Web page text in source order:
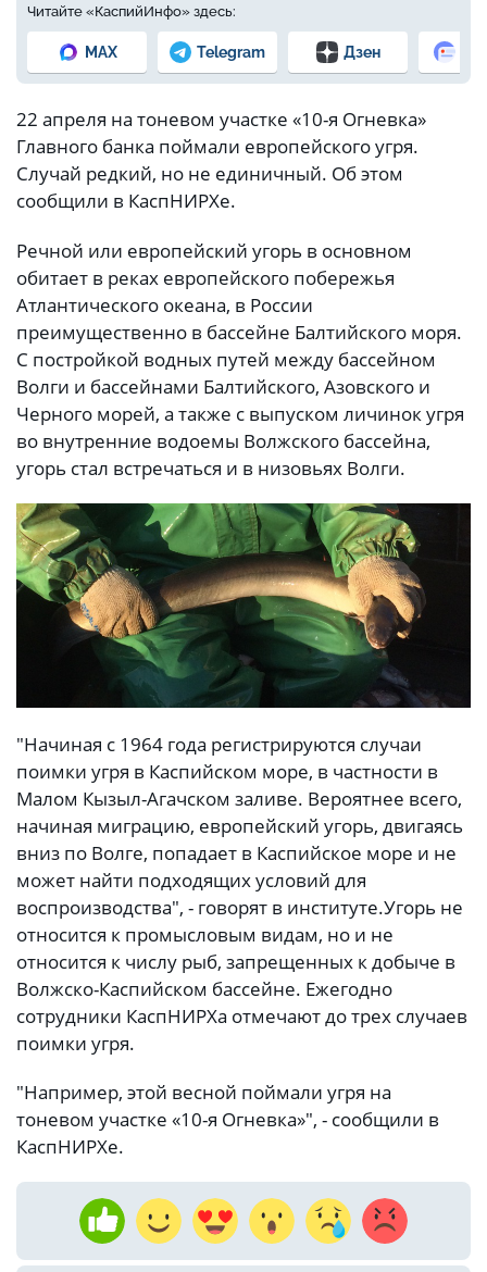
Читайте «КаспийИнфо» здесь:
MAX Telegram Дзен
22 апреля на тоневом участке «10-я Огневка»
Главного банка поймали европейского угря.
Случай редкий, но не единичный. Об этом
сообщили в КаспНИРХе.
Речной или европейский угорь в основном
обитает в реках европейского побережья
Атлантического океана, в России
преимущественно в бассейне Балтийского моря.
С постройкой водных путей между бассейном
Волги и бассейнами Балтийского, Азовского и
Черного морей, а также с выпуском личинок угря
во внутренние водоемы Волжского бассейна,
угорь стал встречаться и в низовьях Волги.
"Начиная с 1964 года регистрируются случаи
поимки угря в Каспийском море, в частности в
Малом Кызыл-Агачском заливе. Вероятнее всего,
начиная миграцию, европейский угорь, двигаясь
вниз по Волге, попадает в Каспийское море и не
может найти подходящих условий для
воспроизводства", - говорят в институте.Угорь не
относится к промысловым видам, но и не
относится к числу рыб, запрещенных к добыче в
Волжско-Каспийском бассейне. Ежегодно
сотрудники КаспНИРХа отмечают до трех случаев
поимки угря.
"Например, этой весной поймали угря на
тоневом участке «10-я Огневка»", - сообщили в
КаспНИРХе.